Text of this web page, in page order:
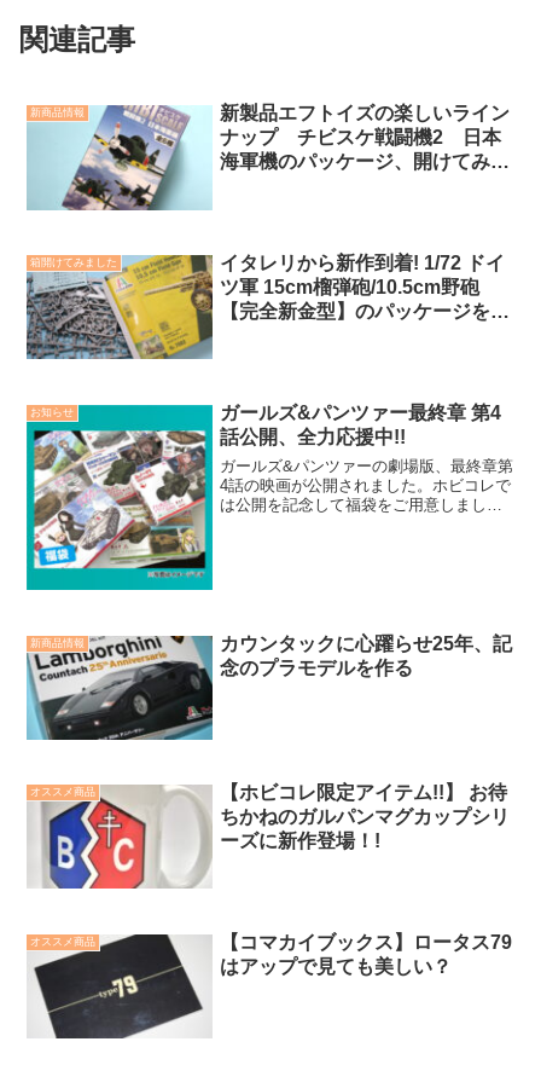
関連記事
新商品情報
新製品エフトイズの楽しいライン
ナップ チビスケ戦闘機2 日本
海軍機のパッケージ、開けてみま
箱開けてみました
イタレリから新作到着! 1/72 ドイ
ツ軍 15cm榴弾砲/10.5cm野砲
【完全新金型】のパッケージを開
お知らせ
ガールズ&パンツァー最終章 第4
話公開、全力応援中!!
ガールズ&パンツァーの劇場版、最終章第
4話の映画が公開されました。ホビコレで
は公開を記念して福袋をご用意しまし
新商品情報
カウンタックに心躍らせ25年、記
念のプラモデルを作る
オススメ商品
【ホビコレ限定アイテム!!】 お待
ちかねのガルパンマグカップシリ
ーズに新作登場！!
オススメ商品
【コマカイブックス】ロータス79
はアップで見ても美しい？